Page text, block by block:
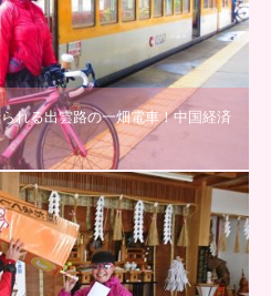
れる出雲路の一畑電車！中国経済